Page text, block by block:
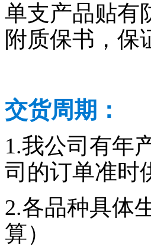
单支产品贴有
附质保书，保
交货周期：
1.我公司有年
司的订单准时
2.各品种具体
算）